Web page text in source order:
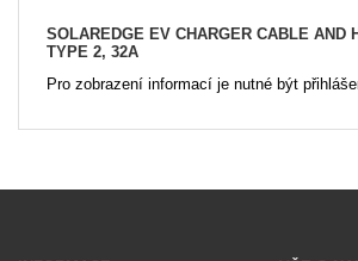
SOLAREDGE EV CHARGER CABLE AND
TYPE 2, 32A
Pro zobrazení informací je nutné být